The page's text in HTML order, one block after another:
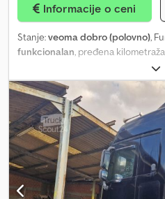
Informacije o ceni
Stanje:veoma dobro (polovno),
funkcionalan, pređena
,
dimenzija gume:315/80 R22,5,
emisioni razred: Euro 5, suspencija:
2010, Kabina LS, motor 440 KS, 12
izduvnih gasova, Powershift
međuosovinsko rastojanje 4500
dužine 7200 mm, vučna kuka,
registracije: 2010, tehnički
kilometara: 398.000.